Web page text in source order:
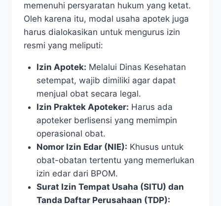
memenuhi persyaratan hukum yang ketat.
Oleh karena itu, modal usaha apotek juga
harus dialokasikan untuk mengurus izin
resmi yang meliputi:
Izin Apotek: Melalui Dinas Kesehatan
setempat, wajib dimiliki agar dapat
menjual obat secara legal.
Izin Praktek Apoteker: Harus ada
apoteker berlisensi yang memimpin
operasional obat.
Nomor Izin Edar (NIE): Khusus untuk
obat-obatan tertentu yang memerlukan
izin edar dari BPOM.
Surat Izin Tempat Usaha (SITU) dan
Tanda Daftar Perusahaan (TDP):